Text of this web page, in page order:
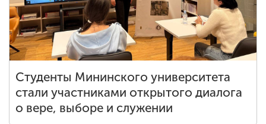
Студенты Мининского университета
стали участниками открытого диалога
о вере, выборе и служении